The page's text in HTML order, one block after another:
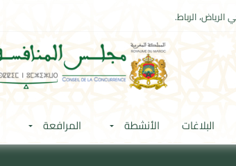
الرياض، الرباط.
البلاغات الأنشطة المرافعة